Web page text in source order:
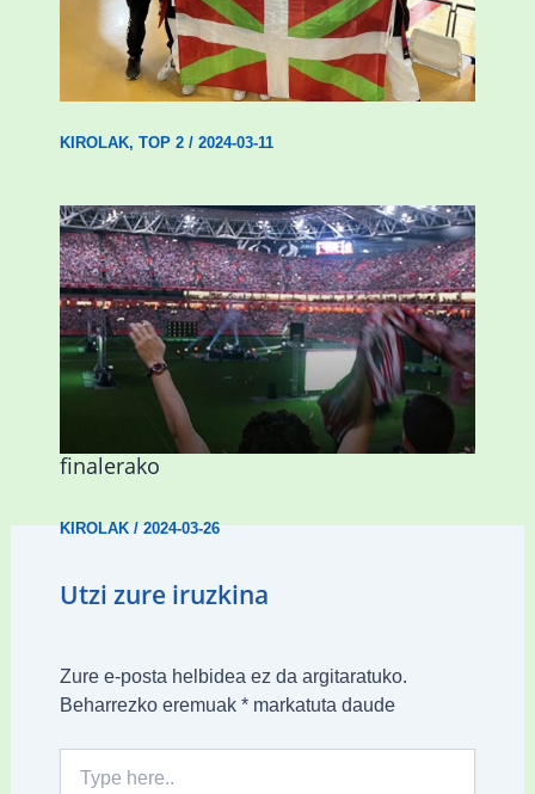
Wadokan garaile Espainiako txapelketan
14 dominarekin
KIROLAK, TOP 2/ 2024-03-11
Abadiñok eta Ermuak ere pantaila
erraldoiak jarriko dituzte Kopako
finalerako
KIROLAK/2024-03-26
Utzi zure iruzkina
Zure e-posta helbidea ez da argitaratuko.
Beharrezko eremuak *markatuta daude
here..